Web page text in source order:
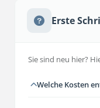
Erste
Sie sind neu hier?
Welche Kosten